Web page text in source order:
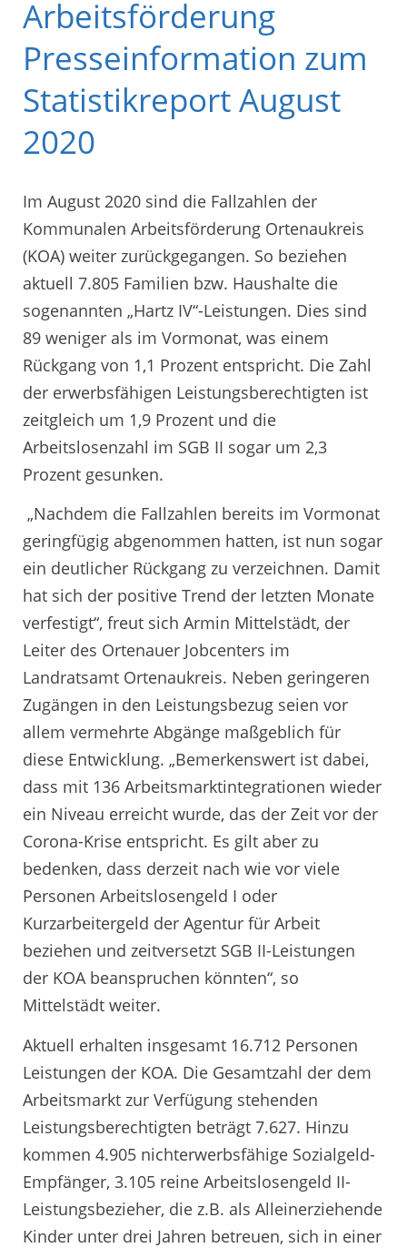
Arbeitsförderung
Presseinformation zum
Statistikreport August
2020
Im August 2020 sind die Fallzahlen der
Kommunalen Arbeitsförderung Ortenaukreis
(KOA) weiter zurückgegangen. So beziehen
aktuell 7.805 Familien bzw. Haushalte die
sogenannten „Hartz IV“-Leistungen. Dies sind
89 weniger als im Vormonat, was einem
Rückgang von 1,1 Prozent entspricht. Die Zahl
der erwerbsfähigen Leistungsberechtigten ist
zeitgleich um 1,9 Prozent und die
Arbeitslosenzahl im SGB II sogar um 2,3
Prozent gesunken.
„Nachdem die Fallzahlen bereits im Vormonat
geringfügig abgenommen hatten, ist nun sogar
ein deutlicher Rückgang zu verzeichnen. Damit
hat sich der positive Trend der letzten Monate
verfestigt“, freut sich Armin Mittelstädt, der
Leiter des Ortenauer Jobcenters im
Landratsamt Ortenaukreis. Neben geringeren
Zugängen in den Leistungsbezug seien vor
allem vermehrte Abgänge maßgeblich für
diese Entwicklung. „Bemerkenswert ist dabei,
dass mit 136 Arbeitsmarktintegrationen wieder
ein Niveau erreicht wurde, das der Zeit vor der
Corona-Krise entspricht. Es gilt aber zu
bedenken, dass derzeit nach wie vor viele
Personen Arbeitslosengeld I oder
Kurzarbeitergeld der Agentur für Arbeit
beziehen und zeitversetzt SGB II-Leistungen
der KOA beanspruchen könnten“, so
Mittelstädt weiter.
Aktuell erhalten insgesamt 16.712 Personen
Leistungen der KOA. Die Gesamtzahl der dem
Arbeitsmarkt zur Verfügung stehenden
Leistungsberechtigten beträgt 7.627. Hinzu
kommen 4.905 nichterwerbsfähige Sozialgeld-
Empfänger, 3.105 reine Arbeitslosengeld II-
Leistungsbezieher, die z.B. als Alleinerziehende
Kinder unter drei Jahren betreuen, sich in einer